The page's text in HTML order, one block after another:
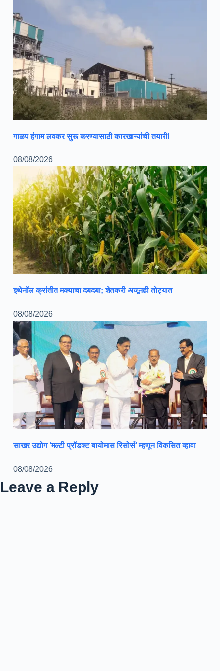
गाळप हंगाम लवकर सुरू करण्यासाठी कारखान्यांची तयारी!
08/08/2026
इथेनॉल क्रांतीत मक्याचा दबदबा; शेतकरी अजूनही तोट्यात
08/08/2026
साखर उद्योग ‘मल्टी प्रॉडक्ट बायोमास रिसोर्स’ म्हणून विकसित व्हावा
08/08/2026
Leave a Reply